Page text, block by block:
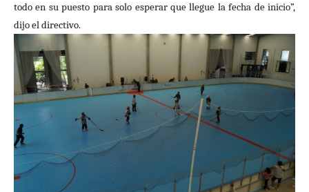
todo en su puesto para solo esperar que llegue la fecha de inicio”,
dijo el directivo.